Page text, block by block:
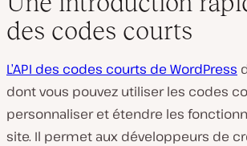
des codes courts
L’API des codes courts de WordPress
dont vous pouvez utiliser les codes
personnaliser et étendre les
site. Il permet aux développeurs de